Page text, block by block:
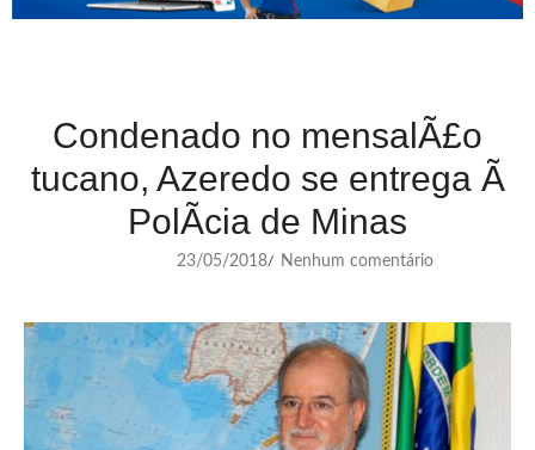
Condenado no mensalÃ£o
tucano, Azeredo se entrega Ã
PolÃ­cia de Minas
23/05/2018/ Nenhum comentário